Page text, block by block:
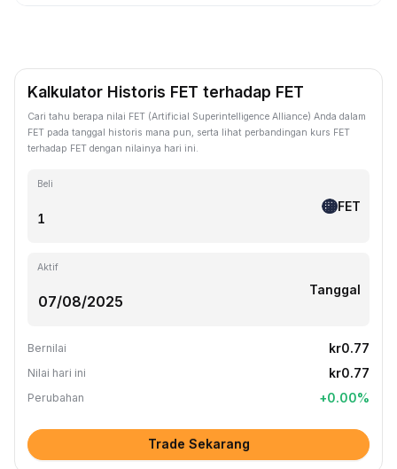
Kalkulator Historis FET terhadap FET
Cari tahu berapa nilai FET (Artificial Superintelligence Alliance) Anda dalam
FET pada tanggal historis mana pun, serta lihat perbandingan kurs FET
terhadap FET dengan nilainya hari ini.
Beli
FET
Aktif
Tanggal
Bernilai kr0.77
Nilai hari ini kr0.77
Perubahan +0.00%
Trade Sekarang